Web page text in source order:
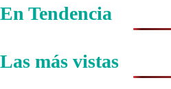
En Tendencia
Las más vistas